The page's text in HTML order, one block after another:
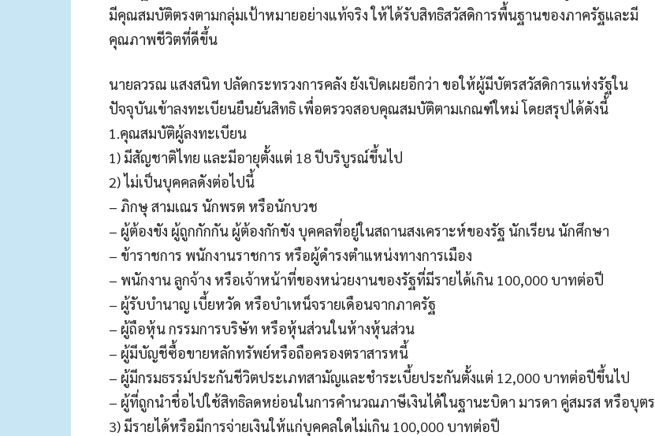
มีคุณสมบัติตรงตามกลุ่มเป้าหมายอย่างแท้จริง ให้ได้รับสิทธิสวัสดิการพื้นฐานของภาครัฐและมี
คุณภาพชีวิตที่ดีขึ้น
นายลวรณ แสงสนิท ปลัดกระทรวงการคลัง ยังเปิดเผยอีกว่า ขอให้ผู้มีบัตรสวัสดิการแห่งรัฐใน
ปัจจุบันเข้าลงทะเบียนยืนยันสิทธิ เพื่อตรวจสอบคุณสมบัติตามเกณฑ์ใหม่ โดยสรุปได้ดังนี้
1.คุณสมบัติผู้ลงทะเบียน
1) มีสัญชาติไทย และมีอายุตั้งแต่ 18 ปีบริบูรณ์ขึ้นไป
2) ไม่เป็นบุคคลดังต่อไปนี้
– ภิกษุ สามเณร นักพรต หรือนักบวช
– ผู้ต้องขัง ผู้ถูกกักกัน ผู้ต้องกักขัง บุคคลที่อยู่ในสถานสงเคราะห์ของรัฐ นักเรียน นักศึกษา
– ข้าราชการ พนักงานราชการ หรือผู้ดำรงตำแหน่งทางการเมือง
– พนักงาน ลูกจ้าง หรือเจ้าหน้าที่ของหน่วยงานของรัฐที่มีรายได้เกิน 100,000 บาทต่อปี
– ผู้รับบำนาญ เบี้ยหวัด หรือบำเหน็จรายเดือนจากภาครัฐ
– ผู้ถือหุ้น กรรมการบริษัท หรือหุ้นส่วนในห้างหุ้นส่วน
– ผู้มีบัญชีซื้อขายหลักทรัพย์หรือถือครองตราสารหนี้
– ผู้มีกรมธรรม์ประกันชีวิตประเภทสามัญและชำระเบี้ยประกันตั้งแต่ 12,000 บาทต่อปีขึ้นไป
– ผู้ที่ถูกนำชื่อไปใช้สิทธิลดหย่อนในการคำนวณภาษีเงินได้ในฐานะบิดา มารดา คู่สมรส หรือบุตร
3) มีรายได้หรือมีการจ่ายเงินให้แก่บุคคลใดไม่เกิน 100,000 บาทต่อปี